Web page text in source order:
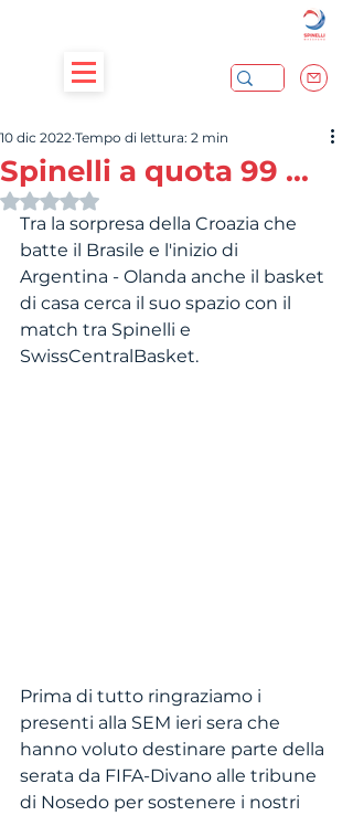
Spinelli a quota 99 ...
10 dic 2022 Tempo di lettura: 2 min
Valutazione NaN stelle su 5.
Tra la sorpresa della Croazia che
batte il Brasile e l'inizio di
Argentina - Olanda anche il basket
di casa cerca il suo spazio con il
match tra Spinelli e
SwissCentralBasket.
Prima di tutto ringraziamo i
presenti alla SEM ieri sera che
hanno voluto destinare parte della
serata da FIFA-Divano alle tribune
di Nosedo per sostenere i nostri